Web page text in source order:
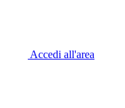
Accedi all'area